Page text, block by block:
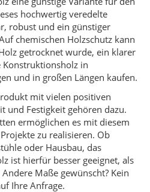
hochwertig veredelte
robust und ein günstiger
chemischen Holzschutz kann
getrocknet wurde, ein klarer
Konstruktionsholz in
und in großen Längen kaufen.
mit vielen positiven
und Festigkeit gehören dazu.
ermöglichen es mit diesem
zu realisieren. Ob
oder Hausbau, das
ist hierfür besser geeignet, als
Maße gewünscht? Kein
Ihre Anfrage.